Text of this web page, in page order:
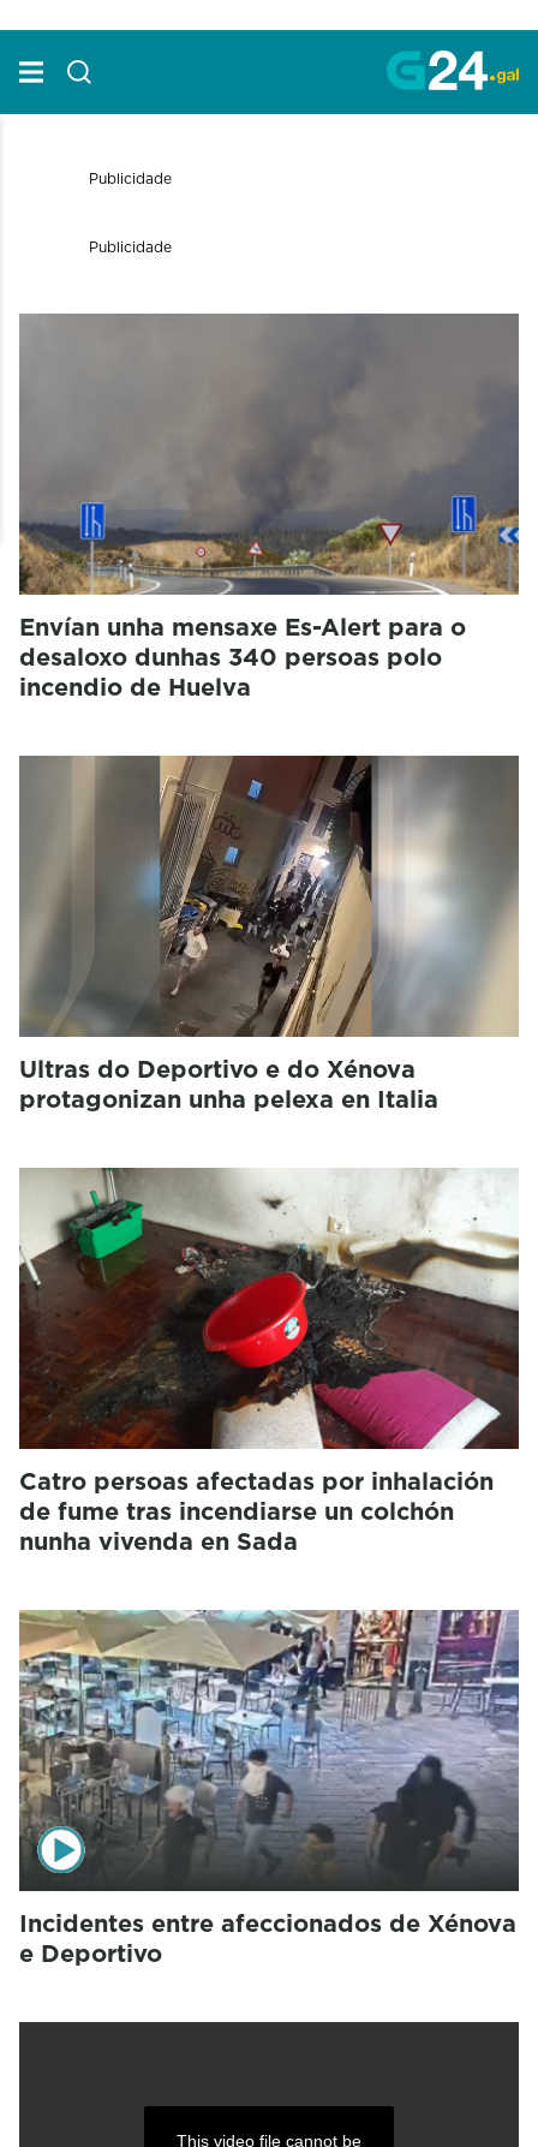
Envían unha mensaxe Es-Alert para o
desaloxo dunhas 340 persoas polo
incendio de Huelva
Ultras do Deportivo e do Xénova
protagonizan unha pelexa en Italia
Catro persoas afectadas por inhalación
de fume tras incendiarse un colchón
nunha vivenda en Sada
Incidentes entre afeccionados de Xénova
e Deportivo
This video file cannot be
Publicidade
Publicidade